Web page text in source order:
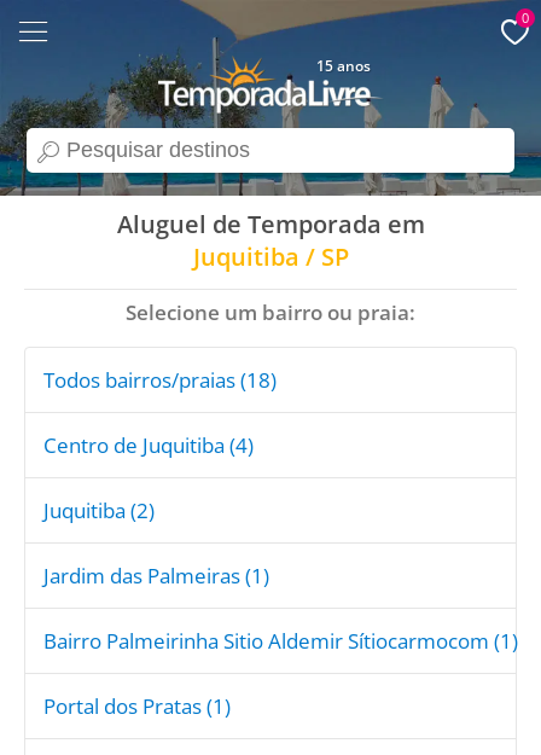
search
15 anos
0
Aluguel de Temporada em
Juquitiba / SP
Selecione um bairro ou praia:
Todos bairros/praias (18)
Centro de Juquitiba (4)
Juquitiba (2)
Jardim das Palmeiras (1)
Bairro Palmeirinha Sitio Aldemir Sítiocarmocom (1)
Portal dos Pratas (1)